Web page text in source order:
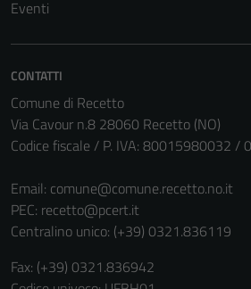
Eventi
CONTATTI
Comune di Recetto
Via Cavour n.8 28060 Recetto (NO)
Codice fiscale / P. IVA: 80015980032 /
Email: comune@comune.recetto.no.it
PEC: recetto@pcert.it
Centralino unico: (+39) 0321.836119
Fax: (+39) 0321.836942